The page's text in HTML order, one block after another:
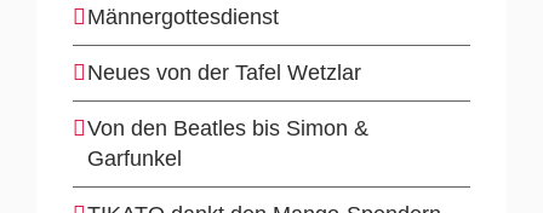
Männergottesdienst
Neues von der Tafel Wetzlar
Von den Beatles bis Simon &
Garfunkel